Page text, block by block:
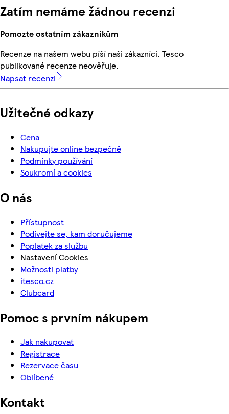
Zatím nemáme žádnou recenzi
Pomozte ostatním zákazníkům
Recenze na našem webu píší naši zákazníci. Tesco
publikované recenze neověřuje.
Napsat recenzi
Užitečné odkazy
Cena
Nakupujte online bezpečně
Podmínky používání
Soukromí a cookies
O nás
Přístupnost
Podívejte se, kam doručujeme
Poplatek za službu
Nastavení Cookies
Možnosti platby
itesco.cz
Clubcard
Pomoc s prvním nákupem
Jak nakupovat
Registrace
Rezervace času
Oblíbené
Kontakt